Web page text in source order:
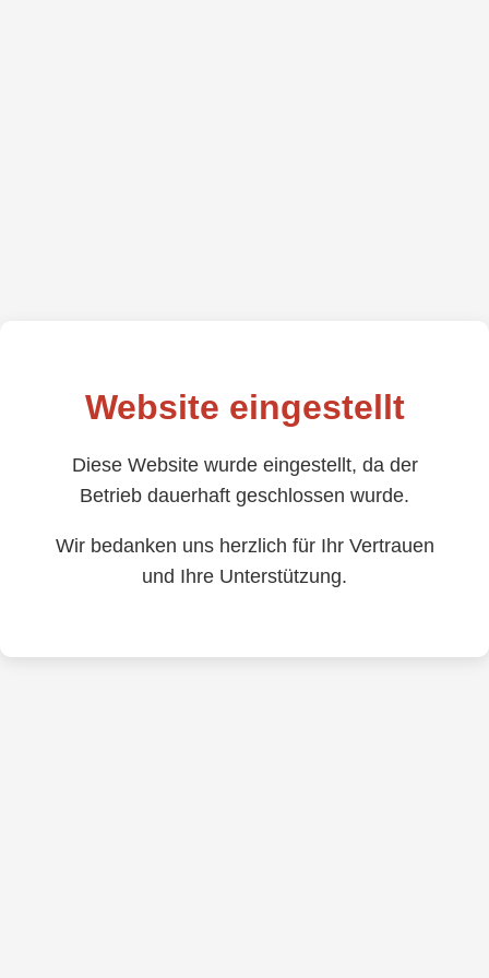
Website eingestellt
Diese Website wurde eingestellt, da der
Betrieb dauerhaft geschlossen wurde.
Wir bedanken uns herzlich für Ihr Vertrauen
und Ihre Unterstützung.